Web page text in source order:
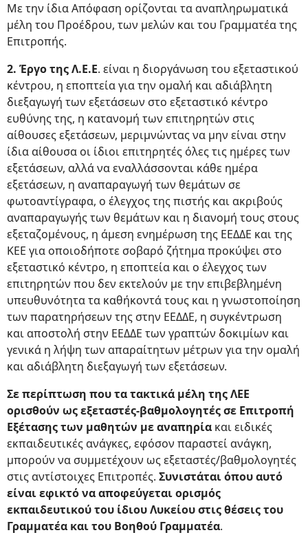
Με την ίδια Απόφαση ορίζονται τα αναπληρωματικά
μέλη του Προέδρου, των μελών και του Γραμματέα της
Επιτροπής.
2. Έργο της Λ.Ε.Ε. είναι η διοργάνωση του εξεταστικού
κέντρου, η εποπτεία για την ομαλή και αδιάβλητη
διεξαγωγή των εξετάσεων στο εξεταστικό κέντρο
ευθύνης της, η κατανομή των επιτηρητών στις
αίθουσες εξετάσεων, μεριμνώντας να μην είναι στην
ίδια αίθουσα οι ίδιοι επιτηρητές όλες τις ημέρες των
εξετάσεων, αλλά να εναλλάσσονται κάθε ημέρα
εξετάσεων, η αναπαραγωγή των θεμάτων σε
φωτοαντίγραφα, ο έλεγχος της πιστής και ακριβούς
αναπαραγωγής των θεμάτων και η διανομή τους στους
εξεταζομένους, η άμεση ενημέρωση της ΕΕΔΔΕ και της
ΚΕΕ για οποιοδήποτε σοβαρό ζήτημα προκύψει στο
εξεταστικό κέντρο, η εποπτεία και ο έλεγχος των
επιτηρητών που δεν εκτελούν με την επιβεβλημένη
υπευθυνότητα τα καθήκοντά τους και η γνωστοποίηση
των παρατηρήσεων της στην ΕΕΔΔΕ, η συγκέντρωση
και αποστολή στην ΕΕΔΔΕ των γραπτών δοκιμίων και
γενικά η λήψη των απαραίτητων μέτρων για την ομαλή
και αδιάβλητη διεξαγωγή των εξετάσεων.
Σε περίπτωση που τα τακτικά μέλη της ΛΕΕ
ορισθούν ως εξεταστές-βαθμολογητές σε Επιτροπή
Εξέτασης των μαθητών με αναπηρία και ειδικές
εκπαιδευτικές ανάγκες, εφόσον παραστεί ανάγκη,
μπορούν να συμμετέχουν ως εξεταστές/βαθμολογητές
στις αντίστοιχες Επιτροπές. Συνιστάται όπου αυτό
είναι εφικτό να αποφεύγεται ορισμός
εκπαιδευτικού του ίδιου Λυκείου στις θέσεις του
Γραμματέα και του Βοηθού Γραμματέα.